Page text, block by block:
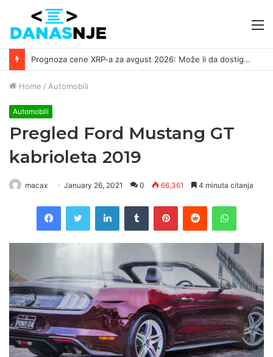
Prognoza cene XRP-a za avgust 2026: Može li da dostigne 1,50 dolara? ￼
Home / Automobili
Automobili
Pregled Ford Mustang GT
kabrioleta 2019
macax January 26, 2021 0 66,361 4 minuta citanja
FacebookTwitter LinkedInTumblr PinterestReddit